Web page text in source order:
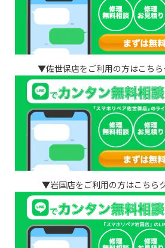
▼佐世保店をご利用の方はこち
▼岩国店をご利用の方はこちら